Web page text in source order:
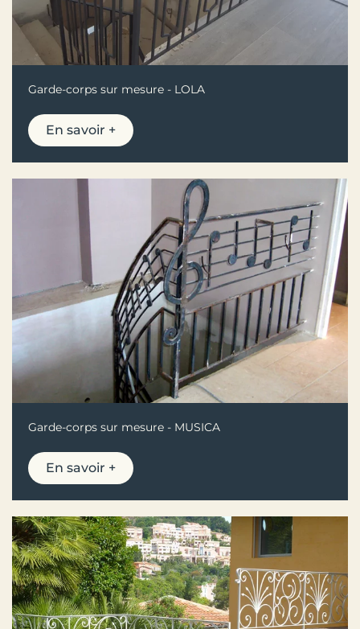
Garde-corps sur mesure - LOLA
En savoir +
Garde-corps sur mesure - MUSICA
En savoir +